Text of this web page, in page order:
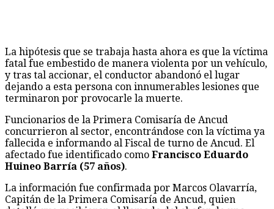
La hipótesis que se trabaja hasta ahora es que la víctima
fatal fue embestido de manera violenta por un vehículo,
y tras tal accionar, el conductor abandonó el lugar
dejando a esta persona con innumerables lesiones que
terminaron por provocarle la muerte.
Funcionarios de la Primera Comisaría de Ancud
concurrieron al sector, encontrándose con la víctima ya
fallecida e informando al Fiscal de turno de Ancud. El
afectado fue identificado como Francisco Eduardo
Huineo Barría (57 años).
La información fue confirmada por Marcos Olavarría,
Capitán de la Primera Comisaría de Ancud, quien